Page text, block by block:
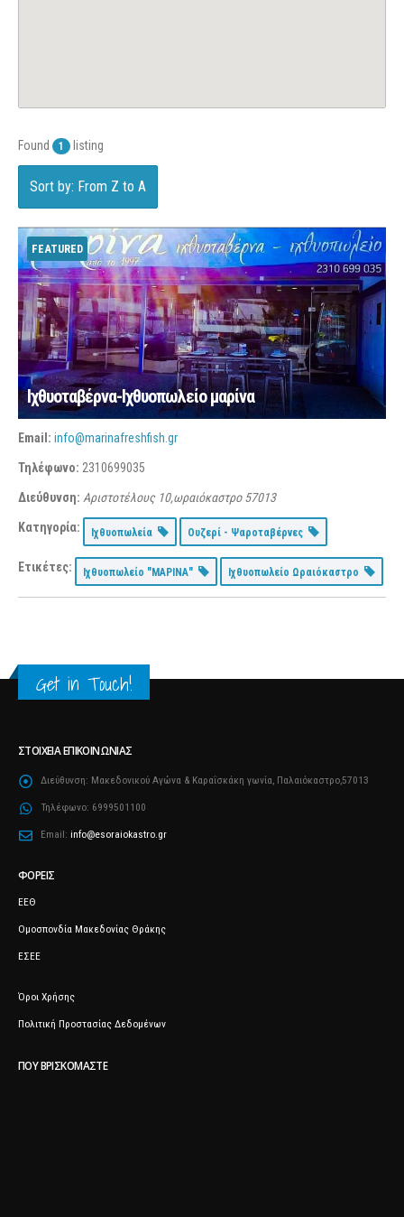
Found 1 listing
Sort by: From Z to A
FEATURED
Ιχθυοταβέρνα-Ιχθυοπωλείο μαρίνα
Email: info@marinafreshfish.gr
Τηλέφωνο: 2310699035
Διεύθυνση: Αριστοτέλους 10,ωραιόκαστρο 57013
Κατηγορία: Ιχθυοπωλεία Ουζερί - Ψαροταβέρνες
Ετικέτες: Ιχθυοπωλείο "ΜΑΡΙΝΑ" Ιχθυοπωλείο Ωραιόκαστρο
Get in Touch!
ΣΤΟΙΧΕΊΑ ΕΠΙΚΟΙΝΩΝΊΑΣ
Διεύθυνση: Μακεδονικού Αγώνα & Καραΐσκάκη γωνία, Παλαιόκαστρο,57013
Τηλέφωνο: 6999501100
Email: info@esoraiokastro.gr
ΦΟΡΕΊΣ
ΕΕΘ
Ομοσπονδία Μακεδονίας Θράκης
ΕΣΕΕ
Όροι Χρήσης
Πολιτική Προστασίας Δεδομένων
ΠΟΥ ΒΡΙΣΚΌΜΑΣΤΕ